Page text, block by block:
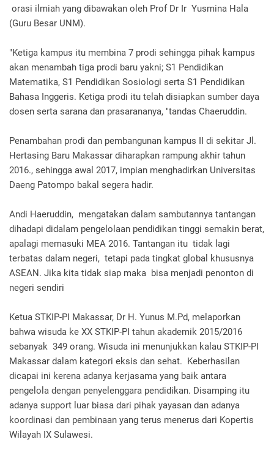
orasi ilmiah yang dibawakan oleh Prof Dr Ir Yusmina Hala
(Guru Besar UNM).
"Ketiga kampus itu membina 7 prodi sehingga pihak kampus
akan menambah tiga prodi baru yakni; S1 Pendidikan
Matematika, S1 Pendidikan Sosiologi serta S1 Pendidikan
Bahasa Inggeris. Ketiga prodi itu telah disiapkan sumber daya
dosen serta sarana dan prasarananya, "tandas Chaeruddin.
Penambahan prodi dan pembangunan kampus II di sekitar Jl.
Hertasing Baru Makassar diharapkan rampung akhir tahun
2016., sehingga awal 2017, impian menghadirkan Universitas
Daeng Patompo bakal segera hadir.
Andi Haeruddin, mengatakan dalam sambutannya tantangan
dihadapi didalam pengelolaan pendidikan tinggi semakin berat,
apalagi memasuki MEA 2016. Tantangan itu tidak lagi
terbatas dalam negeri, tetapi pada tingkat global khususnya
ASEAN. Jika kita tidak siap maka bisa menjadi penonton di
negeri sendiri
Ketua STKIP-PI Makassar, Dr H. Yunus M.Pd, melaporkan
bahwa wisuda ke XX STKIP-PI tahun akademik 2015/2016
sebanyak 349 orang. Wisuda ini menunjukkan kalau STKIP-PI
Makassar dalam kategori eksis dan sehat. Keberhasilan
dicapai ini kerena adanya kerjasama yang baik antara
pengelola dengan penyelenggara pendidikan. Disamping itu
adanya support luar biasa dari pihak yayasan dan adanya
koordinasi dan pembinaan yang terus menerus dari Kopertis
Wilayah IX Sulawesi.